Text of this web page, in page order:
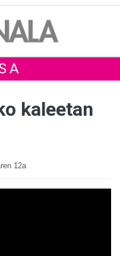
kaleetan
12a